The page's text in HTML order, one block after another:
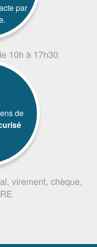
par
10h à 17h30.
de
virement, chèque,